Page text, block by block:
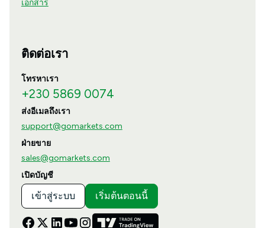
เอกสาร
ติดต่อเรา
โทรหาเรา
+230 5869 0074
ส่งอีเมลถึงเรา
support@gomarkets.com
ฝ่ายขาย
sales@gomarkets.com
เปิดบัญชี
เข้าสู่ระบบ เริ่มต้นตอนนี้